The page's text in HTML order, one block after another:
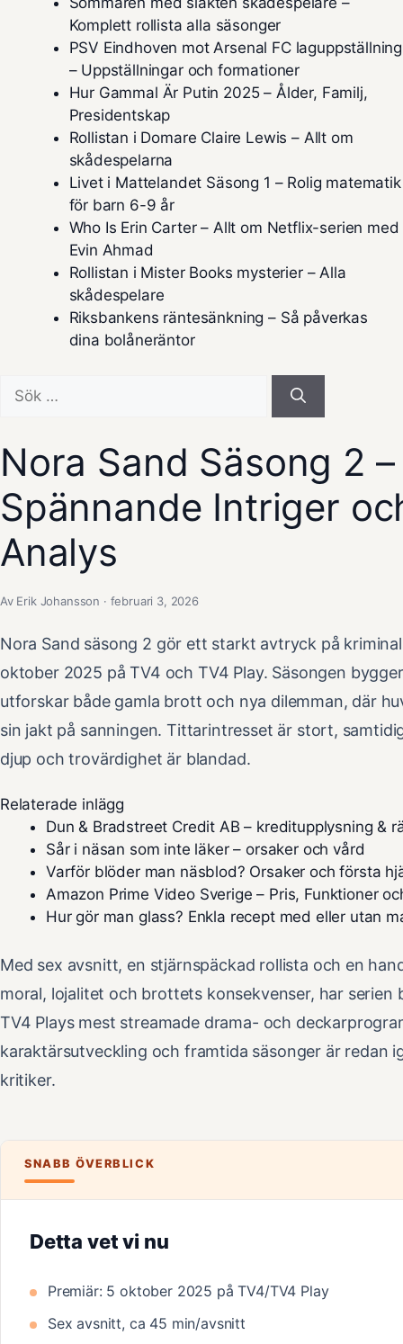
Komplett rollista alla säsonger
PSV Eindhoven mot Arsenal FC laguppställning
– Uppställningar och formationer
Hur Gammal Är Putin 2025 – Ålder, Familj,
Presidentskap
Rollistan i Domare Claire Lewis – Allt om
skådespelarna
Livet i Mattelandet Säsong 1 – Rolig matematik
för barn 6-9 år
Who Is Erin Carter – Allt om Netflix-serien med
Evin Ahmad
Rollistan i Mister Books mysterier – Alla
skådespelare
Riksbankens räntesänkning – Så påverkas
dina bolåneräntor
efter:
Nora Sand Säsong 2 –
Spännande Intriger
Analys
Av Erik Johansson · februari 3, 2026
Nora Sand säsong 2 gör ett starkt avtryck på
oktober 2025 på TV4 och TV4 Play. Säsongen
utforskar både gamla brott och nya dilemman, där
sin jakt på sanningen. Tittarintresset är stort,
djup och trovärdighet är blandad.
Relaterade inlägg
Dun & Bradstreet Credit AB – kreditupplysning &
Sår i näsan som inte läker – orsaker och vård
Varför blöder man näsblod? Orsaker och första
Amazon Prime Video Sverige – Pris, Funktioner
Hur gör man glass? Enkla recept med eller utan
Med sex avsnitt, en stjärnspäckad rollista och en
moral, lojalitet och brottets konsekvenser, har serien
TV4 Plays mest streamade drama- och
karaktärsutveckling och framtida säsonger är redan
kritiker.
SNABB ÖVERBLICK
Detta vet vi nu
Premiär: 5 oktober 2025 på TV4/TV4 Play
Sex avsnitt, ca 45 min/avsnitt